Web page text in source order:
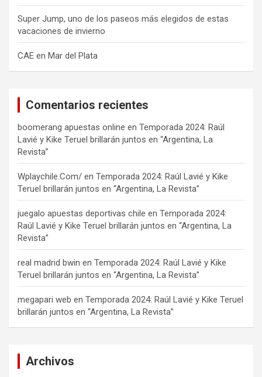
Super Jump, uno de los paseos más elegidos de estas
vacaciones de invierno
CAE en Mar del Plata
Comentarios recientes
boomerang apuestas online en Temporada 2024: Raúl
Lavié y Kike Teruel brillarán juntos en “Argentina, La
Revista”
Wplaychile.Com/ en Temporada 2024: Raúl Lavié y Kike
Teruel brillarán juntos en “Argentina, La Revista”
juegalo apuestas deportivas chile en Temporada 2024:
Raúl Lavié y Kike Teruel brillarán juntos en “Argentina, La
Revista”
real madrid bwin en Temporada 2024: Raúl Lavié y Kike
Teruel brillarán juntos en “Argentina, La Revista”
megapari web en Temporada 2024: Raúl Lavié y Kike Teruel
brillarán juntos en “Argentina, La Revista”
Archivos